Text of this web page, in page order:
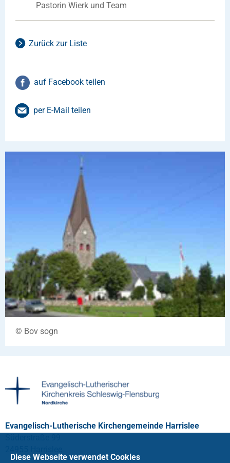
Pastorin Wierk und Team
Zurück zur Liste
auf Facebook teilen
per E-Mail teilen
© Bov sogn
Evangelisch-Lutherische Kirchengemeinde Harrislee
Diese Webseite verwendet Cookies